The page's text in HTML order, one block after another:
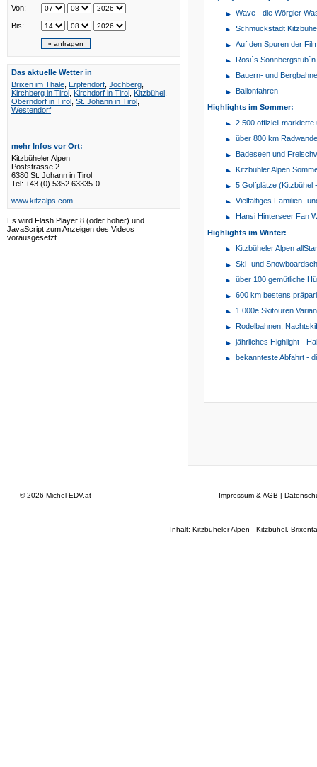
Von:
Bis:
Das aktuelle Wetter in
Brixen im Thale Erpfendorf Jochberg
Kirchberg in Tirol Kirchdorf in Tirol Kitzbühel
Oberndorf in Tirol St. Johann in Tirol
Westendorf
mehr Infos vor Ort:
Kitzbüheler Alpen
Poststrasse 2
6380 St. Johann in Tirol
Tel: +43 (0) 5352 63335-0
www.kitzalps.com
Es wird Flash Player 8 (oder höher) und
JavaScript zum Anzeigen des Videos
vorausgesetzt.
Wave - die Wörgler
Schmuckstadt
Auf den Spuren der
Rosi´s Sonnbergstub´n
Bauern- und
Ballonfahren
Highlights im Sommer:
2.500 offiziell
über 800 km
Badeseen und
Kitzbühler Alpen
5 Golfplätze (Kitzbühel
Vielfältiges Familien-
Hansi Hinterseer Fan
Highlights im Winter:
Kitzbüheler Alpen
Ski- und
über 100 gemütliche
600 km bestens
1.000e Skitouren
Rodelbahnen,
jährliches Highlight -
bekannteste Abfahrt -
© 2026 Michel-EDV.at Impressum & AGB |
Inhalt: Kitzbüheler Alpen - Kitzbühel,